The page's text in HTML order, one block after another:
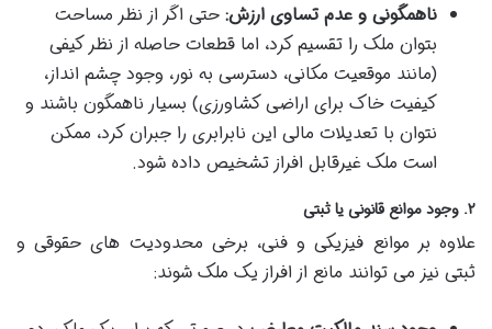
ناهمگونی و عدم تساوی ارزش: حتی اگر از نظر مساحت
بتوان ملک را تقسیم کرد، اما قطعات حاصله از نظر کیفی
(مانند موقعیت مکانی، دسترسی به نور، وجود چشم انداز،
کیفیت خاک برای اراضی کشاورزی) بسیار ناهمگون باشند و
نتوان با تعدیلات مالی این نابرابری را جبران کرد، ممکن
است ملک غیرقابل افراز تشخیص داده شود.
۲. وجود موانع قانونی یا ثبتی
علاوه بر موانع فیزیکی و فنی، برخی محدودیت های حقوقی و
ثبتی نیز می توانند مانع از افراز یک ملک شوند: